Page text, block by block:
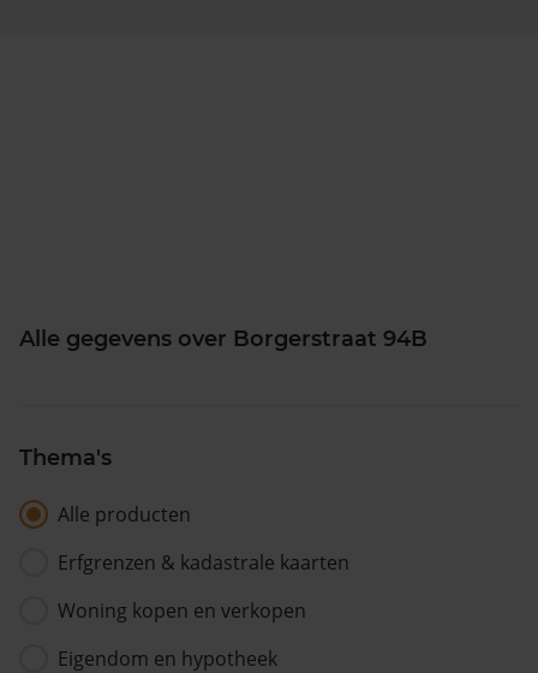
Alle gegevens over Borgerstraat 94B
Thema's
Alle producten
Erfgrenzen & kadastrale kaarten
Woning kopen en verkopen
Eigendom en hypotheek